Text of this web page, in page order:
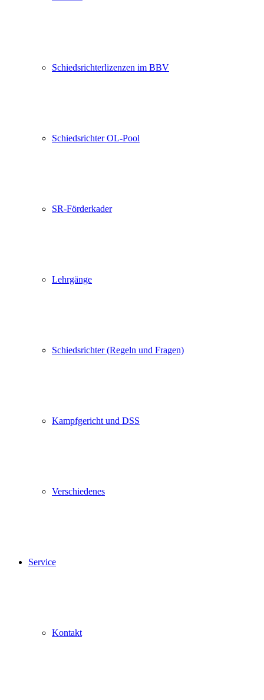
Schiedsrichterlizenzen im BBV
Schiedsrichter OL-Pool
SR-Förderkader
Lehrgänge
Schiedsrichter (Regeln und Fragen)
Kampfgericht und DSS
Verschiedenes
Service
Kontakt